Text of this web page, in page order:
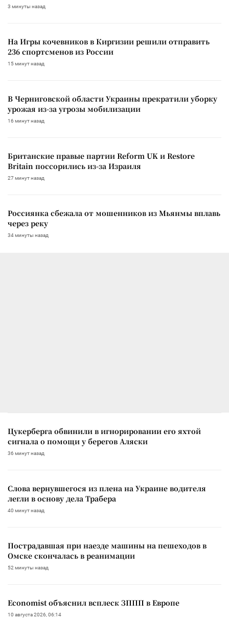
3 минуты назад
На Игры кочевников в Киргизии решили отправить
236 спортсменов из России
15 минут назад
В Черниговской области Украины прекратили уборку
урожая из-за угрозы мобилизации
16 минут назад
Британские правые партии Reform UK и Restore
Britain поссорились из-за Израиля
27 минут назад
Россиянка сбежала от мошенников из Мьянмы вплавь
через реку
34 минуты назад
Цукерберга обвинили в игнорировании его яхтой
сигнала о помощи у берегов Аляски
36 минут назад
Слова вернувшегося из плена на Украине водителя
легли в основу дела Трабера
40 минут назад
Пострадавшая при наезде машины на пешеходов в
Омске скончалась в реанимации
52 минуты назад
Economist объяснил всплеск ЗППП в Европе
10 августа 2026, 06:14